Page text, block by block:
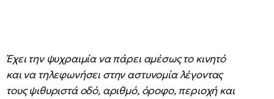
Έχει την ψυχραιμία να πάρει αμέσως το κινητό
και να τηλεφωνήσει στην αστυνομία λέγοντας
τους ψιθυριστά οδό, αριθμό, όροφο, περιοχή και